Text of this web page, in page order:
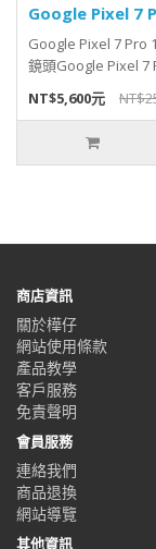
Google Pixel 7
Google Pixel 7 Pro
鏡頭Google Pixel 7
NT$5,600元
商店資訊
關於樺仔
網站使用條款
產品教學
客戶服務
免責聲明
會員服務
連絡我們
商品退換
網站導覽
其他資訊